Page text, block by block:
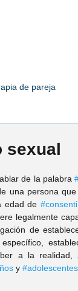
de pareja
Ramirez
sexual
de la palabra
edad de
legalmente
de
a la realidad,
y #adolescentes